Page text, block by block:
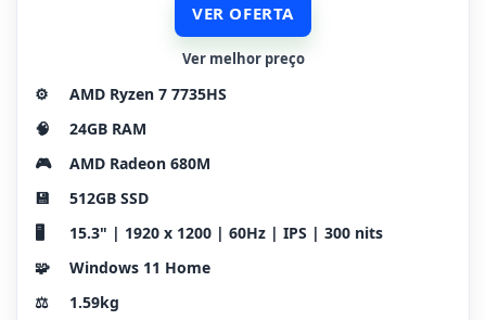
VER OFERTA
Ver melhor preço
⚙️
AMD Ryzen 7 7735HS
🧠
24GB RAM
🎮
AMD Radeon 680M
💾
512GB SSD
🖥️
15.3" | 1920 x 1200 | 60Hz | IPS | 300 nits
🧩
Windows 11 Home
⚖️
1.59kg